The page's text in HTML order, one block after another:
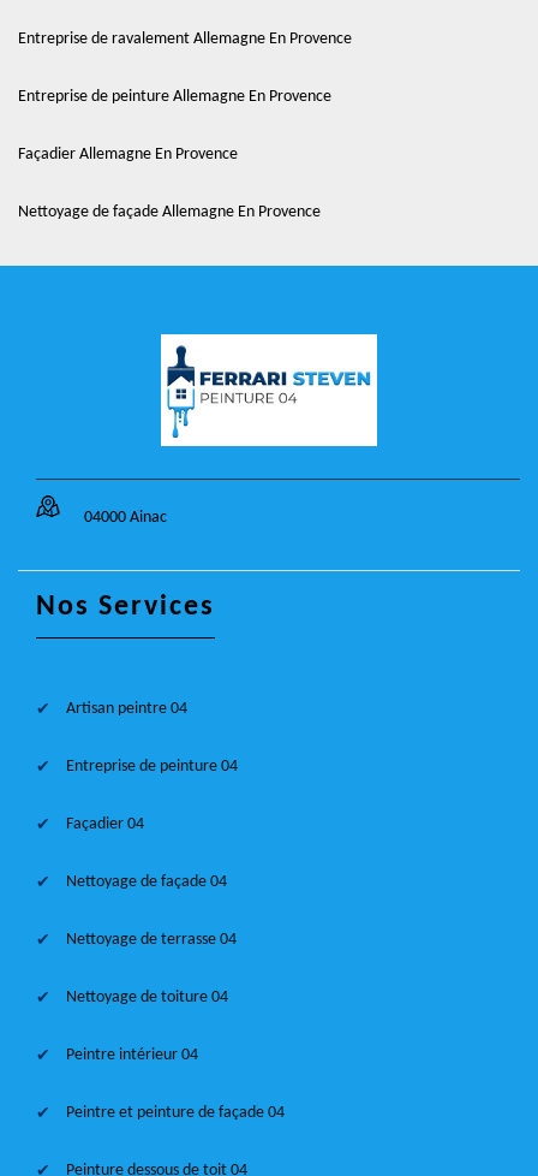
Entreprise de ravalement Allemagne En Provence
Entreprise de peinture Allemagne En Provence
Façadier Allemagne En Provence
Nettoyage de façade Allemagne En Provence
04000 Ainac
Nos Services
Artisan peintre 04
Entreprise de peinture 04
Façadier 04
Nettoyage de façade 04
Nettoyage de terrasse 04
Nettoyage de toiture 04
Peintre intérieur 04
Peintre et peinture de façade 04
Peinture dessous de toit 04